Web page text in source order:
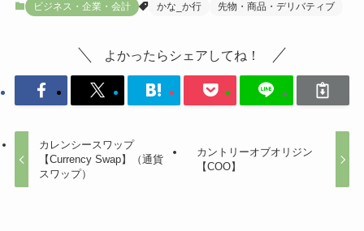
ビジネス・企業・会計 かな_か行 先物・商品・デリバティブ
よかったらシェアしてね！
カレンシースワップ
【Currency Swap】（通貨
スワップ）
カントリーオブオリジン
【COO】